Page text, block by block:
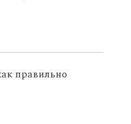
правильно